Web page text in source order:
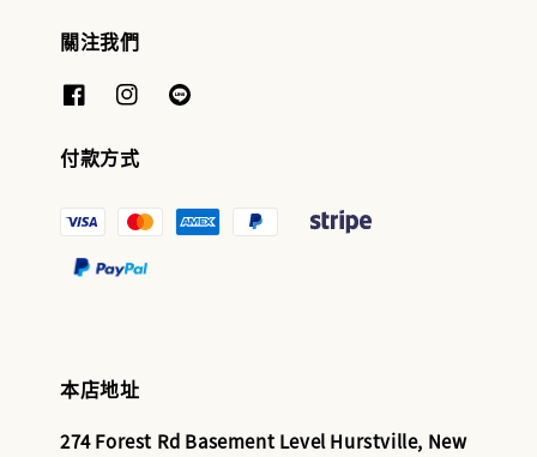
關注我們
付款方式
本店地址
274 Forest Rd Basement Level Hurstville, New